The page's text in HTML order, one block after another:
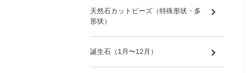
天然石カットビーズ（特殊形状・多
形状）
誕生石（1月〜12月）